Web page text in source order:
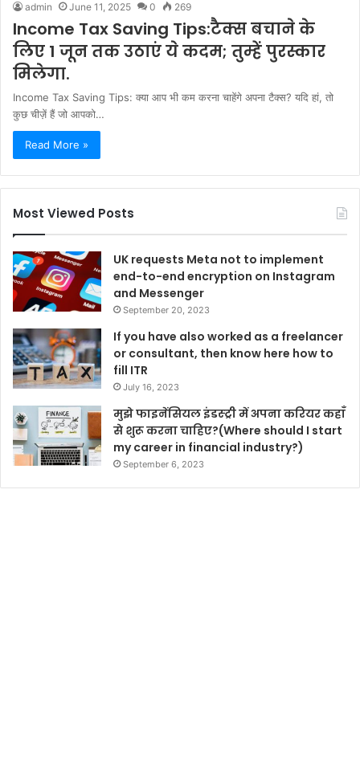
admin June 11, 2025 0 269
Income Tax Saving Tips:टैक्स बचाने के
लिए 1 जून तक उठाएं ये कदम; तुम्हें पुरस्कार
मिलेगा.
Income Tax Saving Tips: क्या आप भी कम करना चाहेंगे अपना टैक्स? यदि हां, तो
कुछ चीज़ें हैं जो आपको…
Read More »
Most Viewed Posts
UK requests Meta not to implement
end-to-end encryption on Instagram
and Messenger
September 20, 2023
If you have also worked as a freelancer
or consultant, then know here how to
fill ITR
July 16, 2023
मुझे फाइनेंसियल इंडस्ट्री में अपना करियर कहाँ
से शुरू करना चाहिए?(Where should I start
my career in financial industry?)
September 6, 2023